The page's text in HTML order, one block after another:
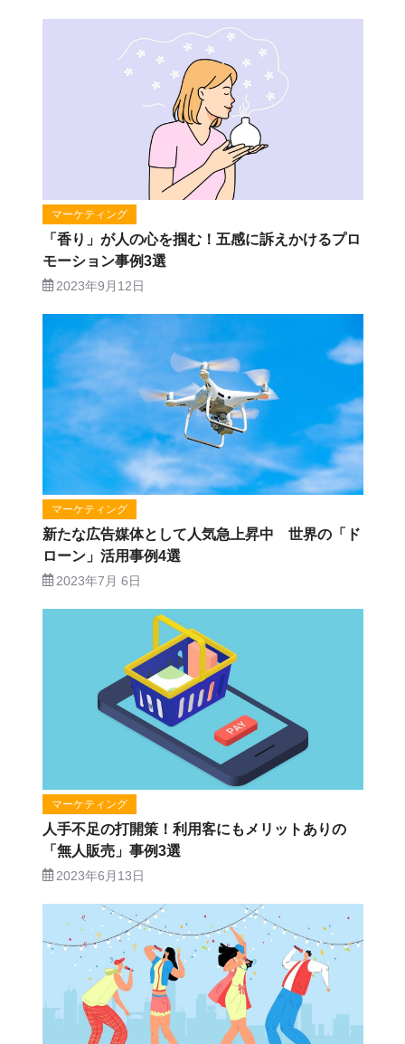
マーケティング
「香り」が人の心を掴む！五感に訴えかけるプロ
モーション事例3選
2023年9月12日
マーケティング
新たな広告媒体として人気急上昇中 世界の「ド
ローン」活用事例4選
2023年7月 6日
マーケティング
人手不足の打開策！利用客にもメリットありの
「無人販売」事例3選
2023年6月13日